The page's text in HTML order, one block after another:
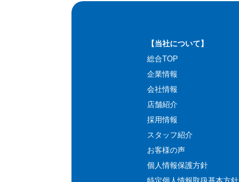
【当社について】
総合TOP
企業情報
会社情報
店舗紹介
採用情報
スタッフ紹介
お客様の声
個人情報保護方針